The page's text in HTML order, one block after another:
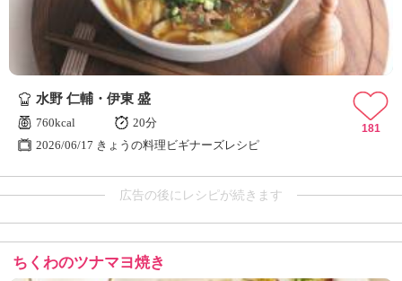
水野 仁輔・伊東 盛
760kcal
20分
2026/06/17 きょうの料理ビギナーズレシピ
181
広告の後にレシピが続きます
ちくわのツナマヨ焼き